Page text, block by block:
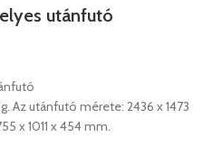
utánfutó
Az utánfutó mérete: 2436 x 1473
x 1011 x 454 mm.